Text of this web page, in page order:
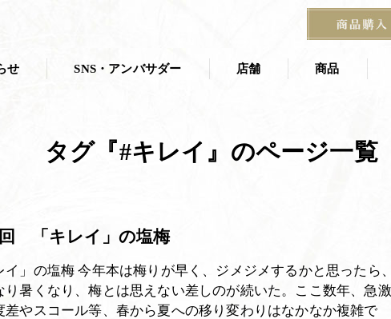
ます
せ SNS・アンバサダー 店舗
茶寮
商品
叶 匠壽庵 夏
タグ『#キレイ』のページ一覧
「キレイ」の塩梅
イ」の塩梅 今年本は梅りが早く、ジメジメするかと思ったら
り暑くなり、梅とは思えない差しのが続いた。ここ数年、急激
差やスコール等、春から夏への移り変わりはなかなか複雑で